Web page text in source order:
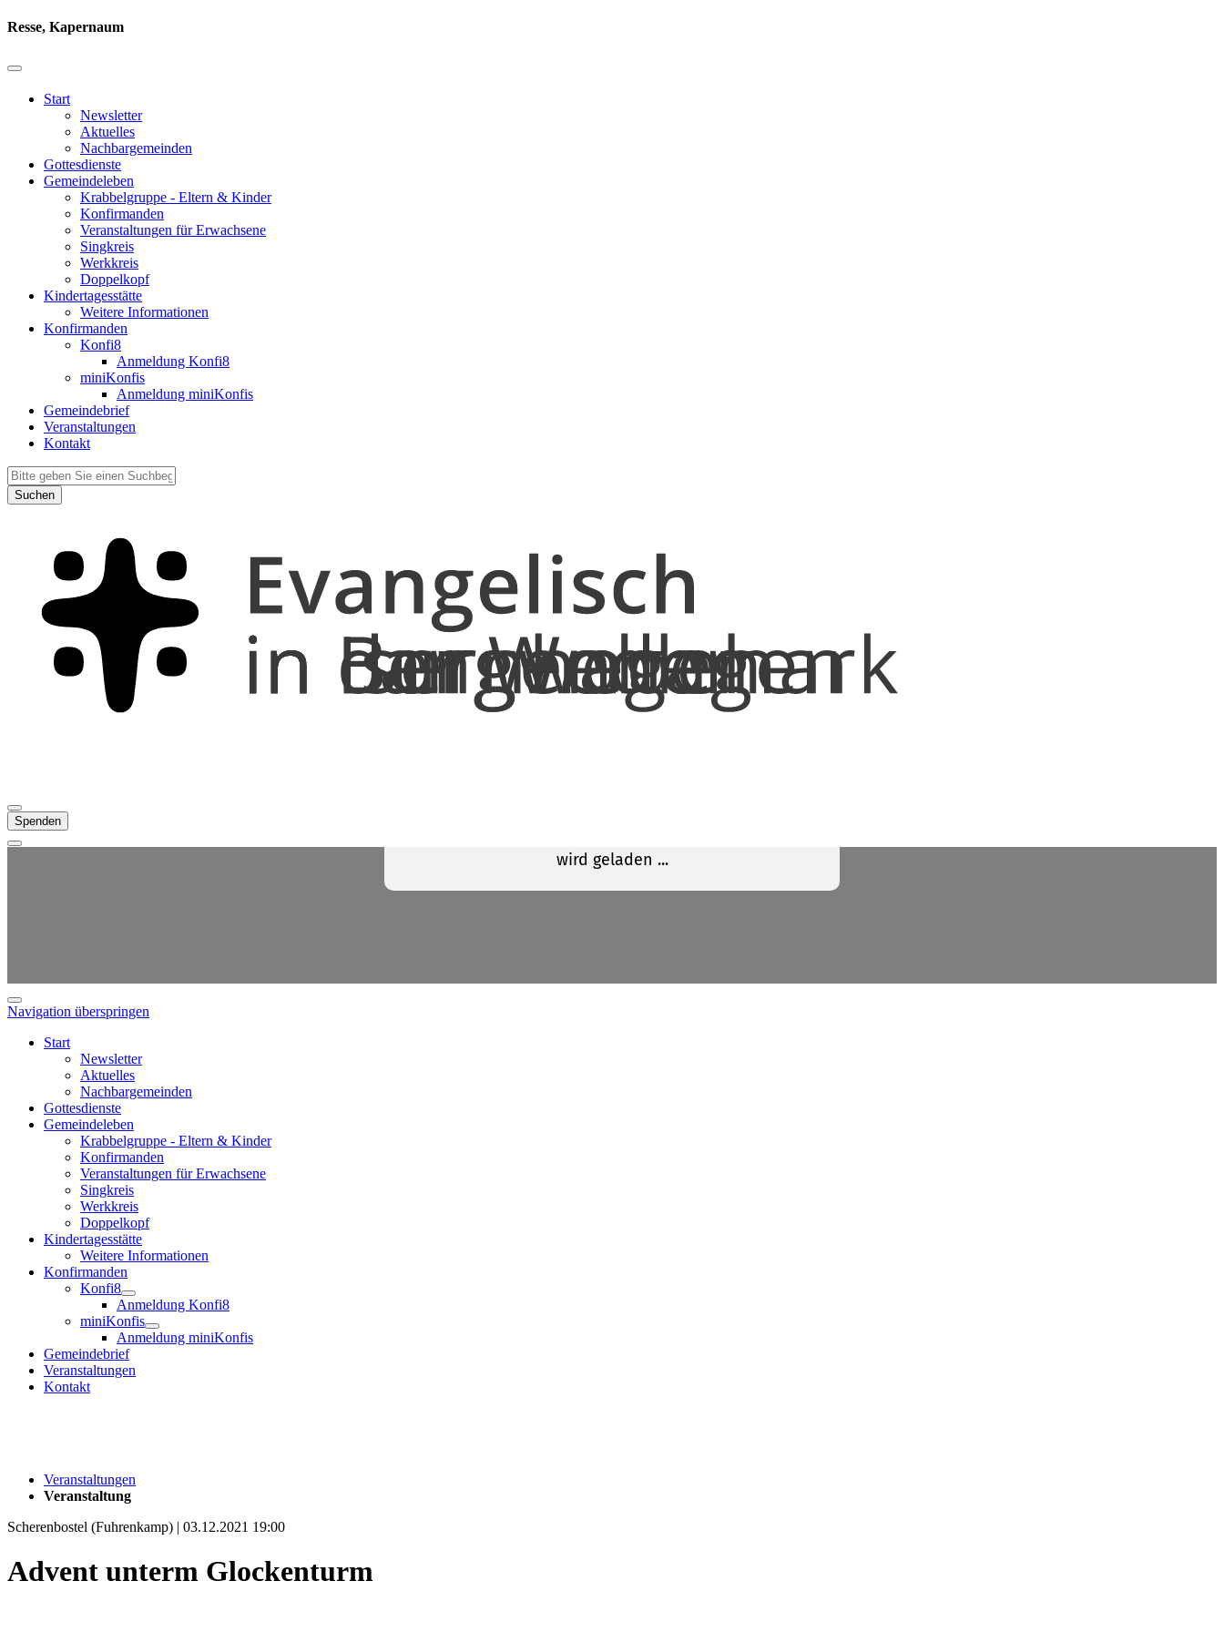
Resse, Kapernaum
Start
Newsletter
Aktuelles
Nachbargemeinden
Gottesdienste
Gemeindeleben
Krabbelgruppe - Eltern & Kinder
Konfirmanden
Veranstaltungen für Erwachsene
Singkreis
Werkkreis
Doppelkopf
Kindertagesstätte
Weitere Informationen
Konfirmanden
Konfi8
Anmeldung Konfi8
miniKonfis
Anmeldung miniKonfis
Gemeindebrief
Veranstaltungen
Kontakt
Suchen
Spenden
Navigation überspringen
Start
Newsletter
Aktuelles
Nachbargemeinden
Gottesdienste
Gemeindeleben
Krabbelgruppe - Eltern & Kinder
Konfirmanden
Veranstaltungen für Erwachsene
Singkreis
Werkkreis
Doppelkopf
Kindertagesstätte
Weitere Informationen
Konfirmanden
Konfi8
Anmeldung Konfi8
miniKonfis
Anmeldung miniKonfis
Gemeindebrief
Veranstaltungen
Kontakt
Veranstaltungen
Veranstaltung
Scherenbostel (Fuhrenkamp) | 03.12.2021 19:00
Advent unterm Glockenturm